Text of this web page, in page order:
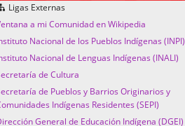
Ligas Externas
a mi Comunidad en Wikipedia
Nacional de los Pueblos Indígenas (INPI)
Nacional de Lenguas Indígenas (INALI)
de Cultura
de Pueblos y Barrios Originarios y
Indígenas Residentes (SEPI)
General de Educación Indígena (DGEI)